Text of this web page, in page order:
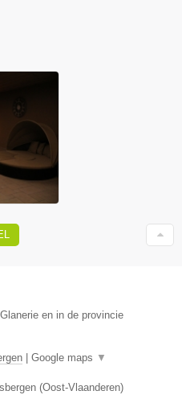
en in de provincie
Google maps ▼
(Oost-Vlaanderen)